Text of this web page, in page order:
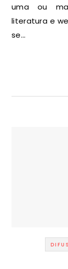
uma ou
literatura e
se…